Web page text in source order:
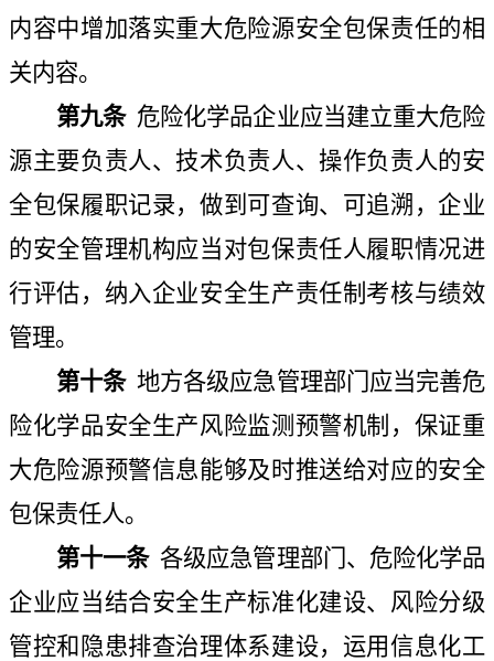
内容中增加落实重大危险源安全包保责任的相
关内容。
第九条 危险化学品企业应当建立重大危险
源主要负责人、技术负责人、操作负责人的安
全包保履职记录，做到可查询、可追溯，企业
的安全管理机构应当对包保责任人履职情况进
行评估，纳入企业安全生产责任制考核与绩效
管理。
第十条 地方各级应急管理部门应当完善危
险化学品安全生产风险监测预警机制，保证重
大危险源预警信息能够及时推送给对应的安全
包保责任人。
第十一条 各级应急管理部门、危险化学品
企业应当结合安全生产标准化建设、风险分级
管控和隐患排查治理体系建设，运用信息化工